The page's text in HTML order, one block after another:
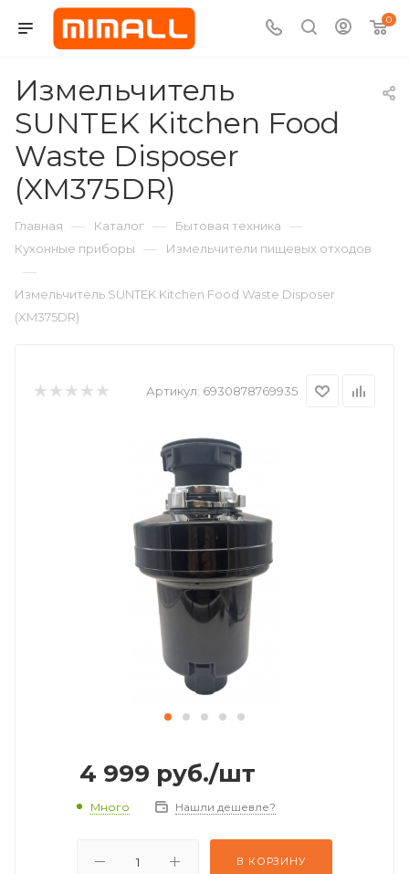
0
Измельчитель
SUNTEK Kitchen Food
Waste Disposer
(XM375DR)
Главная — Каталог — Бытовая техника —
Кухонные приборы — Измельчители пищевых отходов
—
Измельчитель SUNTEK Kitchen Food Waste Disposer
(XM375DR)
Артикул: 6930878769935
4 999 руб./шт
Много Нашли дешевле?
В КОРЗИНУ